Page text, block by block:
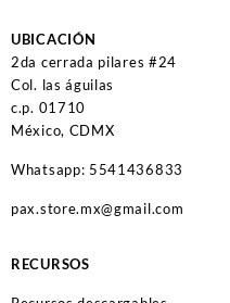
UBICACIÓN
2da cerrada pilares #24
Col. las águilas
c.p. 01710
México, CDMX
Whatsapp: 5541436833
pax.store.mx@gmail.com
RECURSOS